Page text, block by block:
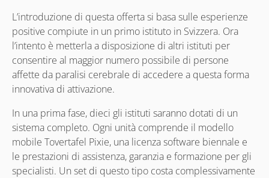
L’introduzione di questa offerta si basa sulle esperienze
positive compiute in un primo istituto in Svizzera. Ora
l’intento è metterla a disposizione di altri istituti per
consentire al maggior numero possibile di persone
affette da paralisi cerebrale di accedere a questa forma
innovativa di attivazione.
In una prima fase, dieci gli istituti saranno dotati di un
sistema completo. Ogni unità comprende il modello
mobile Tovertafel Pixie, una licenza software biennale e
le prestazioni di assistenza, garanzia e formazione per gli
specialisti. Un set di questo tipo costa complessivamente